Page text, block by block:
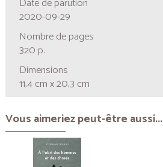
Date de parution
2020-09-29
Nombre de pages
320 p.
Dimensions
11,4 cm x 20,3 cm
Vous aimeriez peut-être aussi...